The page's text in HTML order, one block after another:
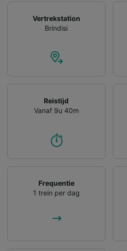
Vertrekstation
Brindisi
Reistijd
Vanaf 9u 40m
Frequentie
1 trein per dag
Partnerlijst (derden)